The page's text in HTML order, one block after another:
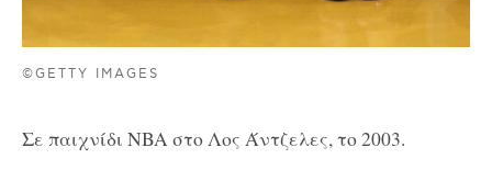
©GETTY IMAGES
Σε παιχνίδι NBA στο Λος Άντζελες, το 2003.